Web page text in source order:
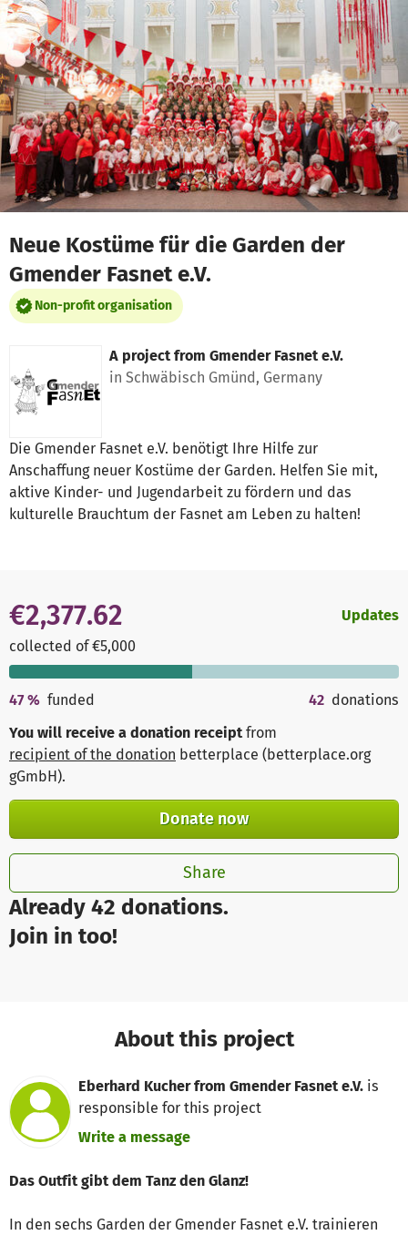
Skip to main content
Show accessibility statement
Neue Kostüme für die Garden der
Gmender Fasnet e.V.
Non-profit organisation
A project from Gmender Fasnet e.V.
in Schwäbisch Gmünd, Germany
Die Gmender Fasnet e.V. benötigt Ihre Hilfe zur
Anschaffung neuer Kostüme der Garden. Helfen Sie mit,
aktive Kinder- und Jugendarbeit zu fördern und das
kulturelle Brauchtum der Fasnet am Leben zu halten!
Already 42 donations.
Join in too!
€2,377.62
collected of €5,000
Updates
47% funded 42 donations
You will receive a donation receipt from
recipient of the donation betterplace (betterplace.org
gGmbH).
Donate now
Share
About this project
Eberhard Kucher from Gmender Fasnet e.V. is
responsible for this project
Write a message
Das Outfit gibt dem Tanz den Glanz!
In den sechs Garden der Gmender Fasnet e.V. trainieren